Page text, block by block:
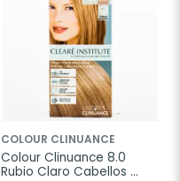
COLOUR CLINUANCE
Colour Clinuance 8.0
Rubio Claro Cabellos